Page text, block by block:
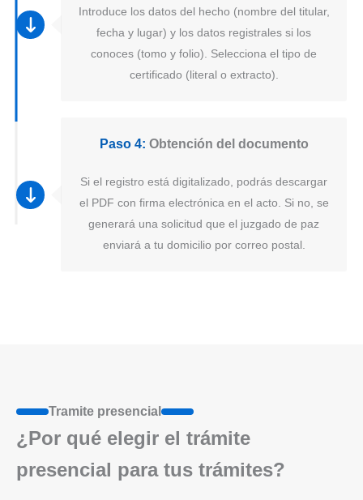
Introduce los datos del hecho (nombre del titular,
fecha y lugar) y los datos registrales si los
conoces (tomo y folio). Selecciona el tipo de
certificado (literal o extracto).
Paso 4: Obtención del documento
Si el registro está digitalizado, podrás descargar
el PDF con firma electrónica en el acto. Si no, se
generará una solicitud que el juzgado de paz
enviará a tu domicilio por correo postal.
Tramite presencial
¿Por qué elegir el trámite
presencial para tus trámites?